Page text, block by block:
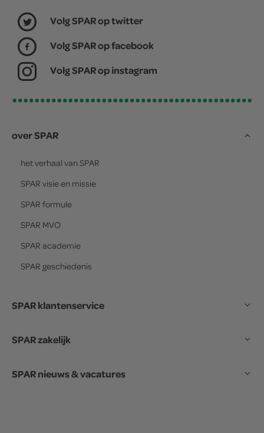
Volg SPAR op twitter
Volg SPAR op facebook
Volg SPAR op instagram
over SPAR
het verhaal van SPAR
SPAR visie en missie
SPAR formule
SPAR MVO
SPAR academie
SPAR geschiedenis
SPAR klantenservice
SPAR zakelijk
SPAR nieuws & vacatures